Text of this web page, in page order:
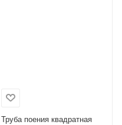
Труба поения квадратная